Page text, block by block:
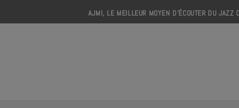
AJMI, LE MEILLEUR MOYEN D'ÉCOUTER DU JAZZ